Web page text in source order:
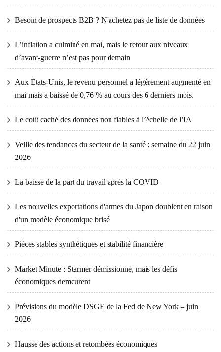
Besoin de prospects B2B ? N'achetez pas de liste de données
L’inflation a culminé en mai, mais le retour aux niveaux
d’avant-guerre n’est pas pour demain
Aux États-Unis, le revenu personnel a légèrement augmenté en
mai mais a baissé de 0,76 % au cours des 6 derniers mois.
Le coût caché des données non fiables à l’échelle de l’IA
Veille des tendances du secteur de la santé : semaine du 22 juin
2026
La baisse de la part du travail après la COVID
Les nouvelles exportations d'armes du Japon doublent en raison
d'un modèle économique brisé
Pièces stables synthétiques et stabilité financière
Market Minute : Starmer démissionne, mais les défis
économiques demeurent
Prévisions du modèle DSGE de la Fed de New York – juin
2026
Hausse des actions et retombées économiques